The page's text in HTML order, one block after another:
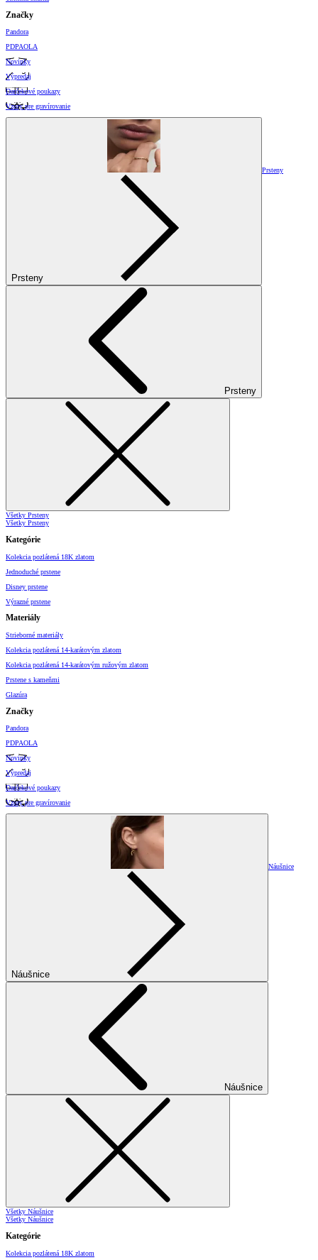
Značky
Pandora
PDPAOLA
Novinky
Výpredaj
Darčekové poukazy
Vzory pre gravírovanie
Prsteny
Prsteny
Prsteny
Všetky Prsteny
Všetky Prsteny
Kategórie
Kolekcia pozlátená 18K zlatom
Jednoduché prstene
Disney prstene
Výrazné prstene
Materiály
Strieborné materiály
Kolekcia pozlátená 14-karátovým zlatom
Kolekcia pozlátená 14-karátovým ružovým zlatom
Prstene s kameňmi
Glazúra
Značky
Pandora
PDPAOLA
Novinky
Výpredaj
Darčekové poukazy
Vzory pre gravírovanie
Náušnice
Náušnice
Náušnice
Všetky Náušnice
Všetky Náušnice
Kategórie
Kolekcia pozlátená 18K zlatom